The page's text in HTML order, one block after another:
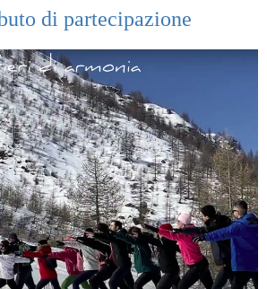
di partecipazione